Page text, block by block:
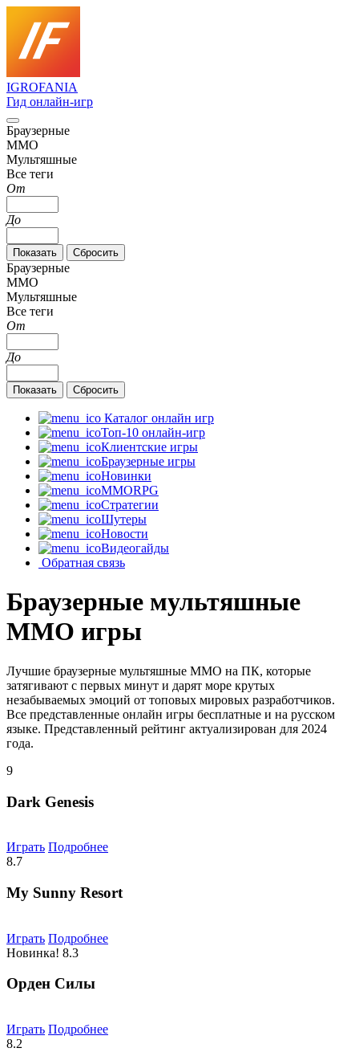
IGROFANIA
Гид онлайн-игр
Браузерные
MMO
Мультяшные
Все теги
От
До
Браузерные
MMO
Мультяшные
Все теги
От
До
Каталог онлайн игр
Топ-10 онлайн-игр
Клиентские игры
Браузерные игры
Новинки
MMORPG
Стратегии
Шутеры
Новости
Видеогайды
Обратная связь
Браузерные мультяшные
MMO игры
Лучшие браузерные мультяшные MMO на ПК, которые
затягивают с первых минут и дарят море крутых
незабываемых эмоций от топовых мировых разработчиков.
Все представленные онлайн игры бесплатные и на русском
языке. Представленный рейтинг актуализирован для 2024
года.
9
Dark Genesis
Играть Подробнее
8.7
My Sunny Resort
Играть Подробнее
Новинка! 8.3
Орден Силы
Играть Подробнее
8.2